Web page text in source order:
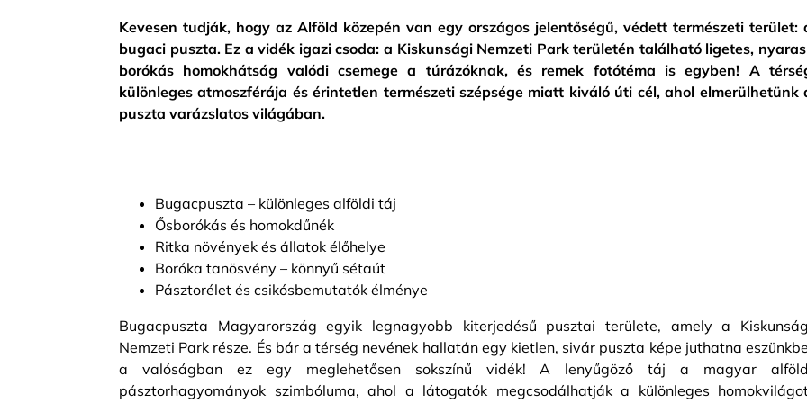
Kevesen tudják, hogy az Alföld közepén van egy országos jelentőségű, védett természeti terület:
bugaci puszta. Ez a vidék igazi csoda: a Kiskunsági Nemzeti Park területén található ligetes,
borókás homokhátság valódi csemege a túrázóknak, és remek fotótéma is egyben! A
különleges atmoszférája és érintetlen természeti szépsége miatt kiváló úti cél, ahol elmerülhetünk
puszta varázslatos világában.
Bugacpuszta – különleges alföldi táj
Ősborókás és homokdűnék
Ritka növények és állatok élőhelye
Boróka tanösvény – könnyű sétaút
Pásztorélet és csikósbemutatók élménye
Bugacpuszta Magyarország egyik legnagyobb kiterjedésű pusztai területe, amely a
Nemzeti Park része. És bár a térség nevének hallatán egy kietlen, sivár puszta képe juthatna
a valóságban ez egy meglehetősen sokszínű vidék! A lenyűgöző táj a magyar
pásztorhagyományok szimbóluma, ahol a látogatók megcsodálhatják a különleges